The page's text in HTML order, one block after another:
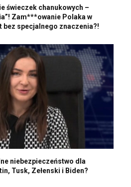
świeczek chanukowych –
Zam***owanie Polaka w
bez specjalnego znaczenia?!
niebezpieczeństwo dla
Tusk, Zełenski i Biden?